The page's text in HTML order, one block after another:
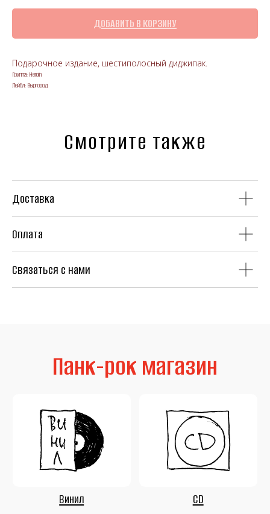
ДОБАВИТЬ В КОРЗИНУ
Подарочное издание, шестиполосный диджипак.
Группа: Heroin
Лейбл: Выргород
Смотрите также
Доставка
Оплата
Связаться с нами
Винил CD
Литература
Панк-рок магазин